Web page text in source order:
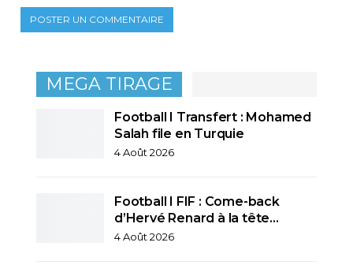
MEGA TIRAGE
Football I Transfert : Mohamed
Salah file en Turquie
4 Août 2026
Football I FIF : Come-back
d’Hervé Renard à la tête…
4 Août 2026